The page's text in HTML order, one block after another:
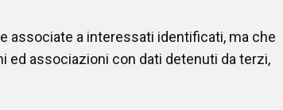
associate a interessati identificati, ma che
ed associazioni con dati detenuti da terzi,